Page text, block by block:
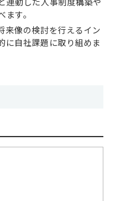
す。
来像の検討を行えるイン
に自社課題に取り組めま